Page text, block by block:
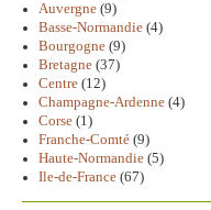
Auvergne (9)
Basse-Normandie (4)
Bourgogne (9)
Bretagne (37)
Centre (12)
Champagne-Ardenne (4)
Corse (1)
Franche-Comté (9)
Haute-Normandie (5)
Ile-de-France (67)